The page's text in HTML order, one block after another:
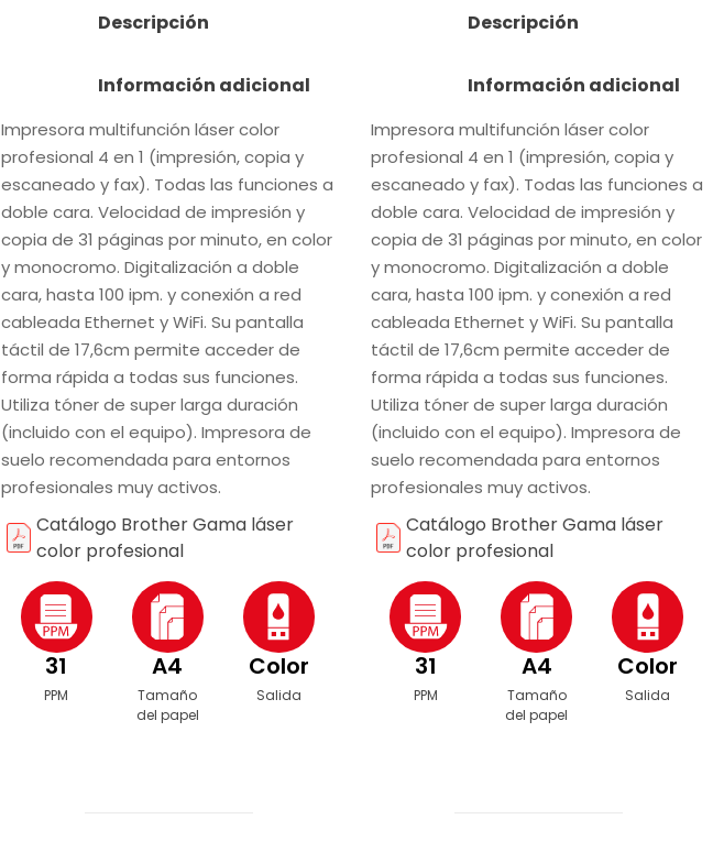
Descripción
Información adicional
Impresora multifunción láser color
profesional 4 en 1 (impresión, copia y
escaneado y fax). Todas las funciones a
doble cara. Velocidad de impresión y
copia de 31 páginas por minuto, en color
y monocromo. Digitalización a doble
cara, hasta 100 ipm. y conexión a red
cableada Ethernet y WiFi. Su pantalla
táctil de 17,6cm permite acceder de
forma rápida a todas sus funciones.
Utiliza tóner de super larga duración
(incluido con el equipo). Impresora de
suelo recomendada para entornos
profesionales muy activos.
Catálogo Brother Gama láser
color profesional
31
PPM
A4
Tamaño
del papel
Color
Salida
Descripción
Información adicional
Impresora multifunción láser color
profesional 4 en 1 (impresión, copia y
escaneado y fax). Todas las funciones a
doble cara. Velocidad de impresión y
copia de 31 páginas por minuto, en color
y monocromo. Digitalización a doble
cara, hasta 100 ipm. y conexión a red
cableada Ethernet y WiFi. Su pantalla
táctil de 17,6cm permite acceder de
forma rápida a todas sus funciones.
Utiliza tóner de super larga duración
(incluido con el equipo). Impresora de
suelo recomendada para entornos
profesionales muy activos.
Catálogo Brother Gama láser
color profesional
31
PPM
A4
Tamaño
del papel
Color
Salida